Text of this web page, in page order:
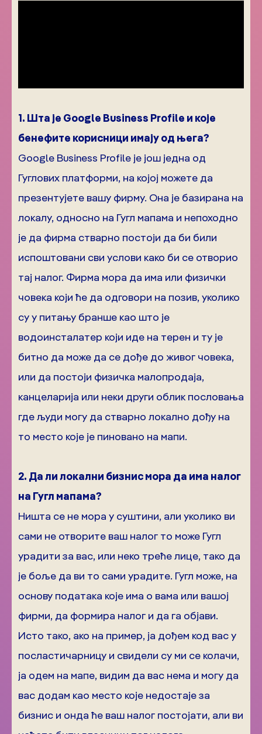
1. Шта је Google Business Profile и које
бенефите корисници имају од њега?
Google Business Profile је још једна од
Гуглових платформи, на којој можете да
презентујете вашу фирму. Она је базирана на
локалу, односно на Гугл мапама и непоходно
је да фирма стварно постоји да би били
испоштовани сви услови како би се отворио
тај налог. Фирма мора да има или физички
човека који ће да одговори на позив, уколико
су у питању бранше као што је
водоинсталатер који иде на терен и ту је
битно да може да се дође до живог човека,
или да постоји физичка малопродаја,
канцеларија или неки други облик пословања
где људи могу да стварно локално дођу на
то место које је пиновано на мапи.
2. Да ли локални бизнис мора да има налог
на Гугл мапама?
Ништа се не мора у суштини, али уколико ви
сами не отворите ваш налог то може Гугл
урадити за вас, или неко треће лице, тако да
је боље да ви то сами урадите. Гугл може, на
основу података које има о вама или вашој
фирми, да формира налог и да га објави.
Исто тако, ако на пример, ја дођем код вас у
посластичарницу и свидели су ми се колачи,
ја одем на мапе, видим да вас нема и могу да
вас додам као место које недостаје за
бизнис и онда ће ваш налог постојати, али ви